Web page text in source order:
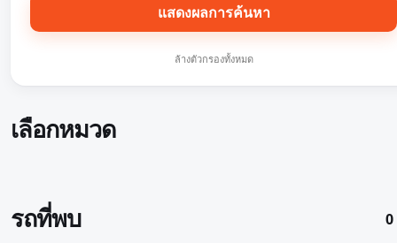
แสดงผลการค้นหา
ล้างตัวกรองทั้งหมด
เลือกหมวด
รถที่พบ